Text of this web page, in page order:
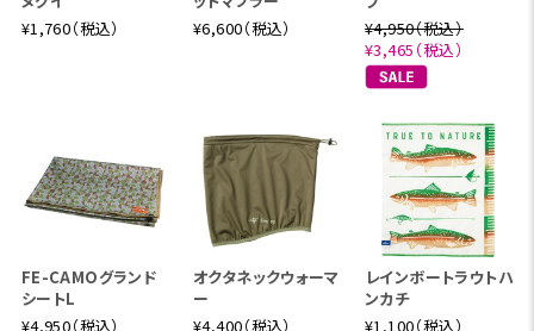
¥1,760（税込）
¥6,600（税込）
¥4,950（税込）
¥3,465（税込）
FE-CAMOグランド
シートL
¥4,950（税込）
オクタネックウォーマ
ー
¥4,400（税込）
レインボートラウトハ
ンカチ
¥1,100（税込）